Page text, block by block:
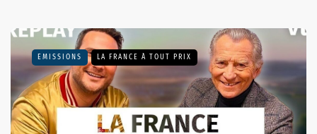
EMISSIONS LA FRANCE À TOUT PRIX